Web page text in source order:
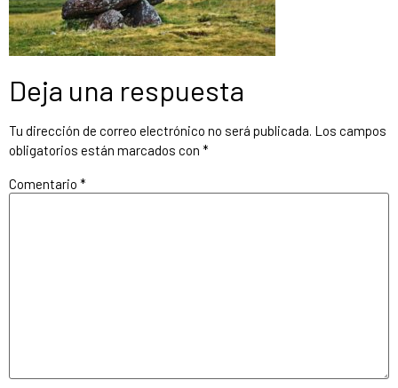
Deja una respuesta
Tu dirección de correo electrónico no será publicada. Los campos
obligatorios están marcados con *
Comentario *